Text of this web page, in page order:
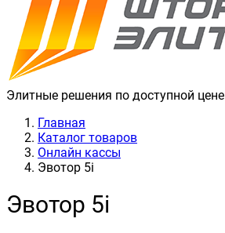
Элитные решения по доступной цене
Главная
Каталог товаров
Онлайн кассы
Эвотор 5i
Эвотор 5i